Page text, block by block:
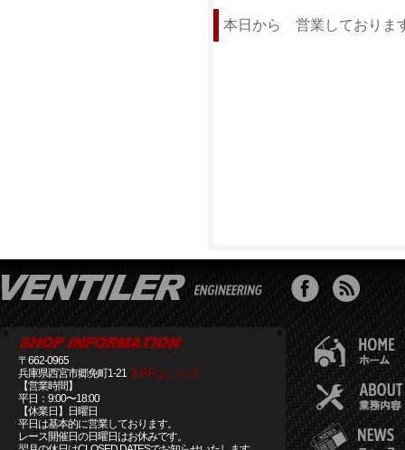
本日から 営業しておりま
〒662-0965
兵庫県西宮市郷免町1-21 [MAPはこちら]
【営業時間】
平日：9:00〜18:00
【休業日】日曜日
平日は基本的に営業しております。
レース開催日の日曜日はお休みです。